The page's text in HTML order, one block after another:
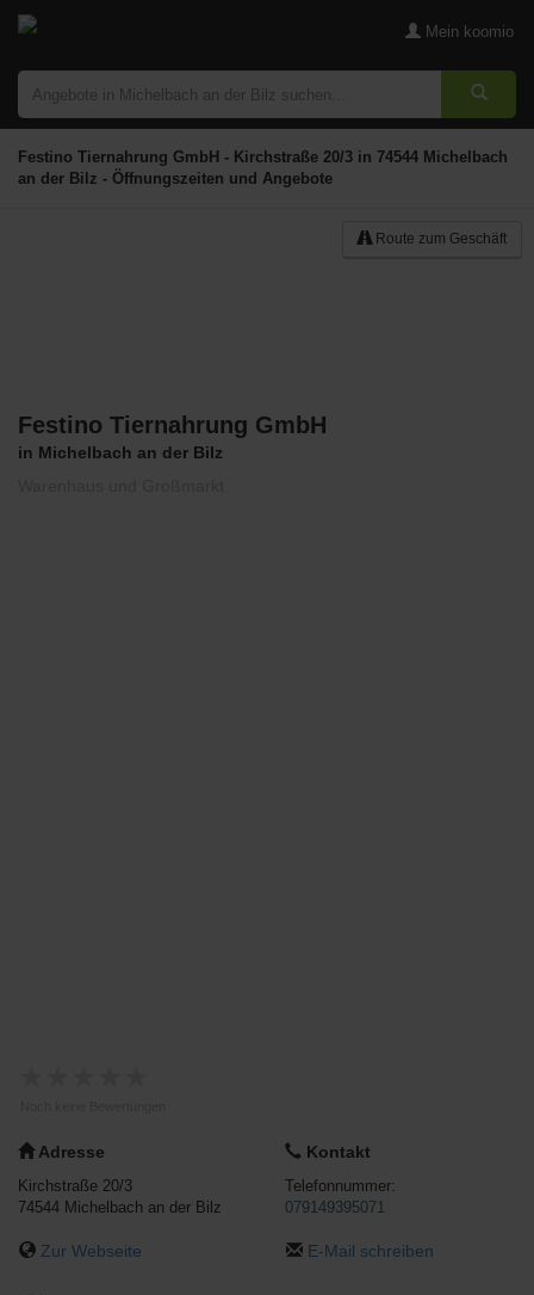
Mein koomio
Festino Tiernahrung GmbH - Kirchstraße 20/3 in 74544 Michelbach
an der Bilz - Öffnungszeiten und Angebote
Route zum Geschäft
Festino Tiernahrung GmbH
in Michelbach an der Bilz
Adresse
Kirchstraße 20/3
74544 Michelbach an der Bilz
Zur Webseite
Kontakt
Telefonnummer:
079149395071
E-Mail schreiben